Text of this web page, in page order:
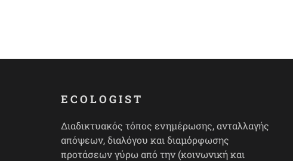
ECOLOGIST
Διαδικτυακός τόπος ενημέρωσης, ανταλλαγής
απόψεων, διαλόγου και διαμόρφωσης
προτάσεων γύρω από την (κοινωνική και